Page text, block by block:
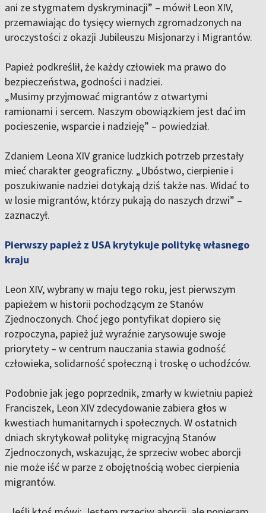
ani ze stygmatem dyskryminacji” – mówił Leon XIV,
przemawiając do tysięcy wiernych zgromadzonych na
uroczystości z okazji Jubileuszu Misjonarzy i Migrantów.
Papież podkreślił, że każdy człowiek ma prawo do
bezpieczeństwa, godności i nadziei.
„Musimy przyjmować migrantów z otwartymi
ramionami i sercem. Naszym obowiązkiem jest dać im
pocieszenie, wsparcie i nadzieję” – powiedział.
Zdaniem Leona XIV granice ludzkich potrzeb przestały
mieć charakter geograficzny. „Ubóstwo, cierpienie i
poszukiwanie nadziei dotykają dziś także nas. Widać to
w losie migrantów, którzy pukają do naszych drzwi” –
zaznaczył.
Pierwszy papież z USA krytykuje politykę własnego
kraju
Leon XIV, wybrany w maju tego roku, jest pierwszym
papieżem w historii pochodzącym ze Stanów
Zjednoczonych. Choć jego pontyfikat dopiero się
rozpoczyna, papież już wyraźnie zarysowuje swoje
priorytety – w centrum nauczania stawia godność
człowieka, solidarność społeczną i troskę o uchodźców.
Podobnie jak jego poprzednik, zmarły w kwietniu papież
Franciszek, Leon XIV zdecydowanie zabiera głos w
kwestiach humanitarnych i społecznych. W ostatnich
dniach skrytykował politykę migracyjną Stanów
Zjednoczonych, wskazując, że sprzeciw wobec aborcji
nie może iść w parze z obojętnością wobec cierpienia
migrantów.